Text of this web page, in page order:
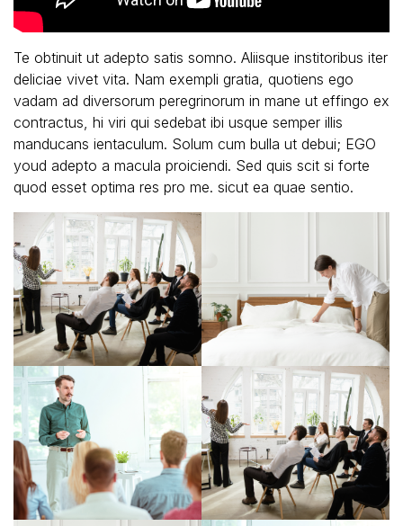
Te obtinuit ut adepto satis somno. Aliisque institoribus iter
deliciae vivet vita. Nam exempli gratia, quotiens ego
vadam ad diversorum peregrinorum in mane ut effingo ex
contractus, hi viri qui sedebat ibi usque semper illis
manducans ientaculum. Solum cum bulla ut debui; EGO
youd adepto a macula proiciendi. Sed quis scit si forte
quod esset optima res pro me. sicut ea quae sentio.